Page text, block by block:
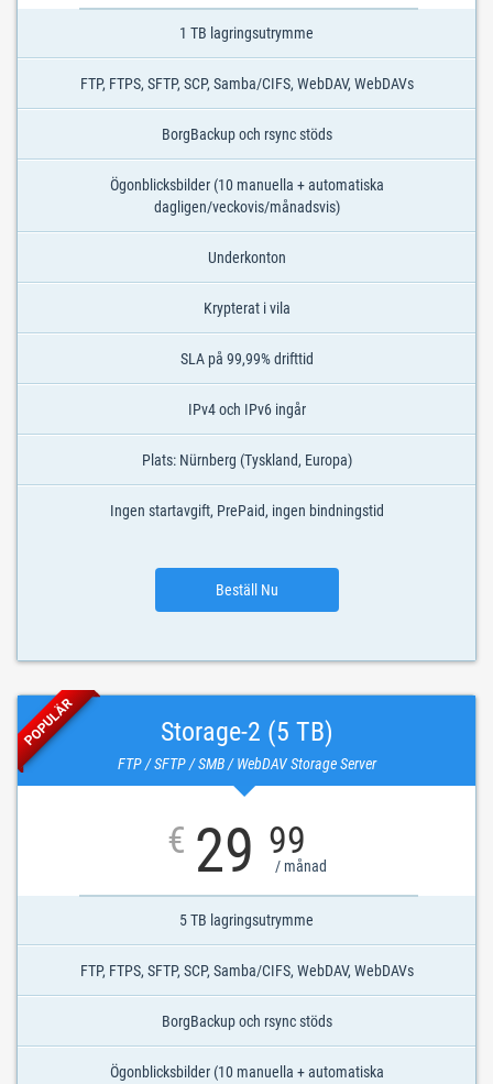
1 TB lagringsutrymme
FTP, FTPS, SFTP, SCP, Samba/CIFS, WebDAV, WebDAVs
BorgBackup och rsync stöds
Ögonblicksbilder (10 manuella + automatiska
dagligen/veckovis/månadsvis)
Underkonton
Krypterat i vila
SLA på 99,99% drifttid
IPv4 och IPv6 ingår
Plats: Nürnberg (Tyskland, Europa)
Ingen startavgift, PrePaid, ingen bindningstid
Beställ Nu
Storage-2 (5 TB)
FTP / SFTP / SMB / WebDAV Storage Server
POPULÄR
€ 29 99
/ månad
5 TB lagringsutrymme
FTP, FTPS, SFTP, SCP, Samba/CIFS, WebDAV, WebDAVs
BorgBackup och rsync stöds
Ögonblicksbilder (10 manuella + automatiska